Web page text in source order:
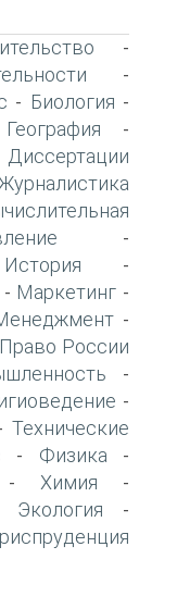
-
-
- Биология -
География -
Диссертации
-
История -
- Маркетинг -
-
Право России
-
-
Технические
- Физика -
Химия -
Экология -